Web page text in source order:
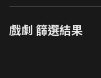
戲劇 篩選結果